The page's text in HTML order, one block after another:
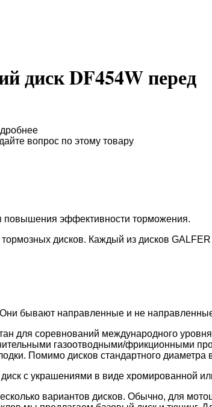
диск DF454W перед
вопрос по этому товару
повышения эффективности торможения.
дисков. Каждый из дисков
бывают направленные и не
для соревнований международного
газоотводными/фрикционными
Помимо дисков стандартного диаметра
с украшениями в виде хромированной
вариантов дисков. Обычно, для